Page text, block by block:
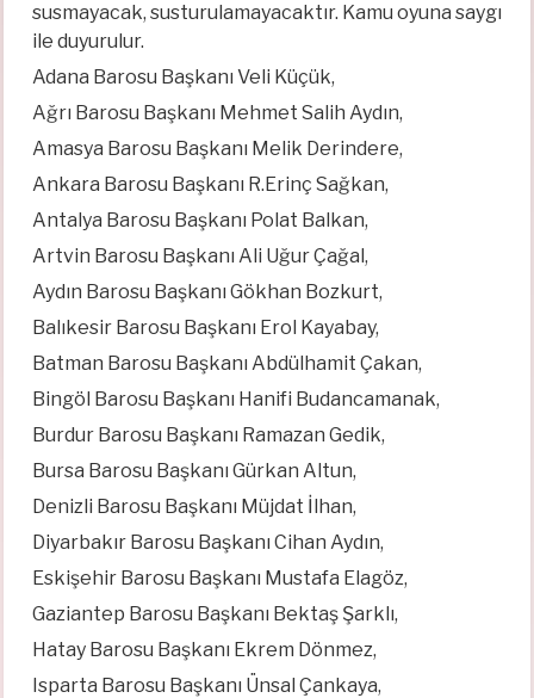
susmayacak, susturulamayacaktır. Kamu oyuna saygı
ile duyurulur.
Adana Barosu Başkanı Veli Küçük,
Ağrı Barosu Başkanı Mehmet Salih Aydın,
Amasya Barosu Başkanı Melik Derindere,
Ankara Barosu Başkanı R.Erinç Sağkan,
Antalya Barosu Başkanı Polat Balkan,
Artvin Barosu Başkanı Ali Uğur Çağal,
Aydın Barosu Başkanı Gökhan Bozkurt,
Balıkesir Barosu Başkanı Erol Kayabay,
Batman Barosu Başkanı Abdülhamit Çakan,
Bingöl Barosu Başkanı Hanifi Budancamanak,
Burdur Barosu Başkanı Ramazan Gedik,
Bursa Barosu Başkanı Gürkan Altun,
Denizli Barosu Başkanı Müjdat İlhan,
Diyarbakır Barosu Başkanı Cihan Aydın,
Eskişehir Barosu Başkanı Mustafa Elagöz,
Gaziantep Barosu Başkanı Bektaş Şarklı,
Hatay Barosu Başkanı Ekrem Dönmez,
Isparta Barosu Başkanı Ünsal Çankaya,